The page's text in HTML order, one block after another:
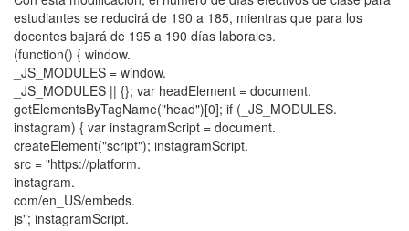
estudiantes se reducirá de 190 a 185, mientras que para los
docentes bajará de 195 a 190 días laborales.
(function() { window.
_JS_MODULES = window.
_JS_MODULES || {}; var headElement = document.
getElementsByTagName("head")[0]; if (_JS_MODULES.
instagram) { var instagramScript = document.
createElement("script"); instagramScript.
src = "https://platform.
instagram.
com/en_US/embeds.
js"; instagramScript.